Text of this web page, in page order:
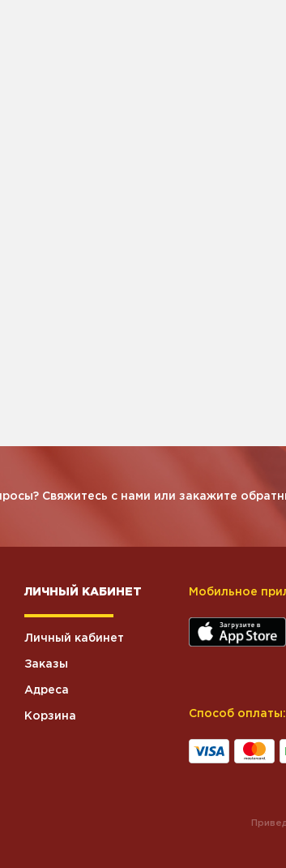
Свяжитесь с нами или закажите
ЛИЧНЫЙ КАБИНЕТ
Личный кабинет
Заказы
Адреса
Корзина
Мобильное
Способ оплаты: